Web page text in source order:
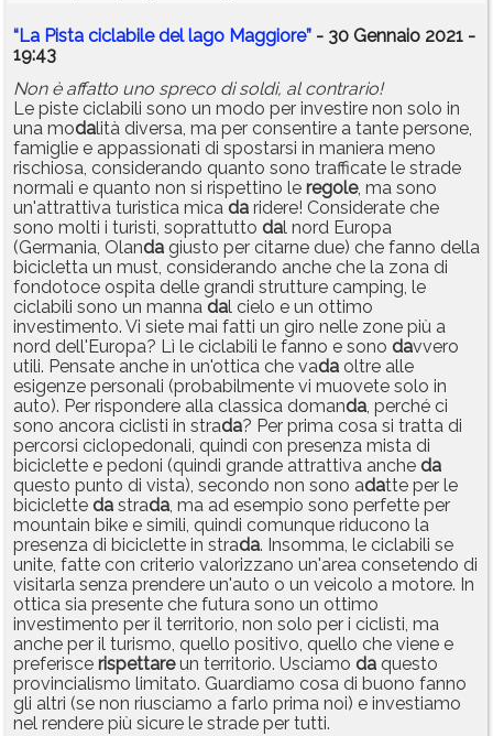
“La Pista ciclabile del lago Maggiore” - 30 Gennaio 2021 -
19:43
Non è affatto uno spreco di soldi, al contrario!
Le piste ciclabili sono un modo per investire non solo in
una modalità diversa, ma per consentire a tante persone,
famiglie e appassionati di spostarsi in maniera meno
rischiosa, considerando quanto sono trafficate le strade
normali e quanto non si rispettino le regole, ma sono
un'attrattiva turistica mica da ridere! Considerate che
sono molti i turisti, soprattutto dal nord Europa
(Germania, Olanda giusto per citarne due) che fanno della
bicicletta un must, considerando anche che la zona di
fondotoce ospita delle grandi strutture camping, le
ciclabili sono un manna dal cielo e un ottimo
investimento. Vi siete mai fatti un giro nelle zone più a
nord dell'Europa? Lì le ciclabili le fanno e sono davvero
utili. Pensate anche in un'ottica che vada oltre alle
esigenze personali (probabilmente vi muovete solo in
auto). Per rispondere alla classica domanda, perché ci
sono ancora ciclisti in strada? Per prima cosa si tratta di
percorsi ciclopedonali, quindi con presenza mista di
biciclette e pedoni (quindi grande attrattiva anche da
questo punto di vista), secondo non sono adatte per le
biciclette da strada, ma ad esempio sono perfette per
mountain bike e simili, quindi comunque riducono la
presenza di biciclette in strada. Insomma, le ciclabili se
unite, fatte con criterio valorizzano un'area consetendo di
visitarla senza prendere un'auto o un veicolo a motore. In
ottica sia presente che futura sono un ottimo
investimento per il territorio, non solo per i ciclisti, ma
anche per il turismo, quello positivo, quello che viene e
preferisce rispettareun territorio. Usciamo da questo
provincialismo limitato. Guardiamo cosa di buono fanno
gli altri (se non riusciamo a farlo prima noi) e investiamo
nel rendere più sicure le strade per tutti.